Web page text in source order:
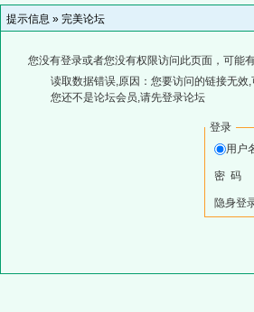
提示信息 » 完美论坛
您没有登录或者您没有权限访问此页面，可能
读取数据错误,原因：您要访问的链接无效
您还不是论坛会员,请先登录论坛
登录
用户
密 码
隐身登